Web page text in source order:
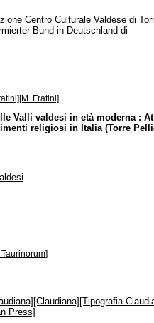
Centro Culturale Valdese di
Bund in Deutschland di
Fratini]
Valli valdesi in età moderna :
religiosi in Italia (Torre
Press]